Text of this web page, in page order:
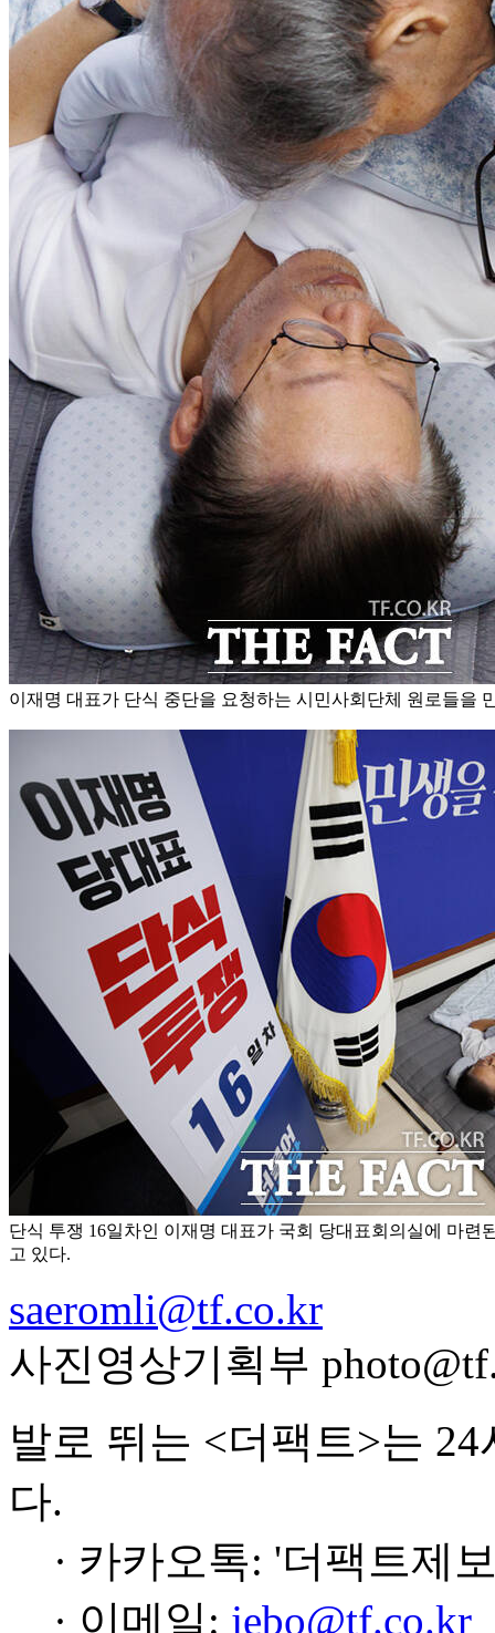
이재명 대표가 단식 중단을 요청하는 시민사회단체 원로들을
단식 투쟁 16일차인 이재명 대표가 국회 당대표회의실에 마련
고 있다.
saeromli@tf.co.kr
사진영상기획부
발로 뛰는 <더팩트>는
다.
· 카카오톡: '더팩트제
· 이메일: jebo@tf.co.kr